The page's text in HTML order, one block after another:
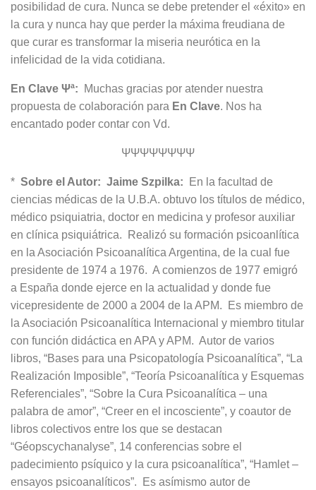
posibilidad de cura. Nunca se debe pretender el «éxito» en
la cura y nunca hay que perder la máxima freudiana de
que curar es transformar la miseria neurótica en la
infelicidad de la vida cotidiana.
En Clave Ψª:
Muchas gracias por atender nuestra
propuesta de colaboración para En Clave. Nos ha
encantado poder contar con Vd.
ΨΨΨΨΨΨΨΨ
* Sobre el Autor: Jaime Szpilka: En la facultad de
ciencias médicas de la U.B.A. obtuvo los títulos de médico,
médico psiquiatria, doctor en medicina y profesor auxiliar
en clínica psiquiátrica. Realizó su formación psicoanlítica
en la Asociación Psicoanalítica Argentina, de la cual fue
presidente de 1974 a 1976. A comienzos de 1977 emigró
a España donde ejerce en la actualidad y donde fue
vicepresidente de 2000 a 2004 de la APM. Es miembro de
la Asociación Psicoanalítica Internacional y miembro titular
con función didáctica en APA y APM. Autor de varios
libros, “Bases para una Psicopatología Psicoanalítica”, “La
Realización Imposible”, “Teoría Psicoanalítica y Esquemas
Referenciales”, “Sobre la Cura Psicoanalítica – una
palabra de amor”, “Creer en el incosciente”, y coautor de
libros colectivos entre los que se destacan
“Géopscychanalyse”, 14 conferencias sobre el
padecimiento psíquico y la cura psicoanalítica”, “Hamlet –
ensayos psicoanalíticos”. Es asímismo autor de